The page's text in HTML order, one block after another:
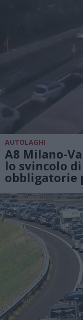
AUTOLAGHI
A8 Milano-
lo svincolo
obbligatorie